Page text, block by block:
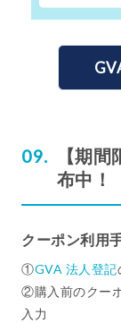
【期
布中！
クーポン利用
①GVA 法人登記
②購入前のクー
入力